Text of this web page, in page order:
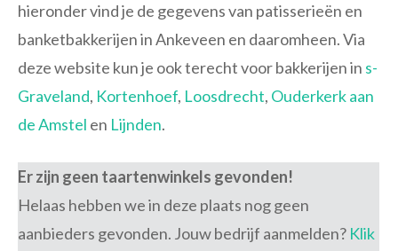
hieronder vind je de gegevens van patisserieën en
banketbakkerijen in Ankeveen en daaromheen. Via
deze website kun je ook terecht voor bakkerijen in s-
Graveland, Kortenhoef, Loosdrecht, Ouderkerk aan
de Amstel en Lijnden.
Er zijn geen taartenwinkels gevonden!
Helaas hebben we in deze plaats nog geen
aanbieders gevonden. Jouw bedrijf aanmelden? Klik